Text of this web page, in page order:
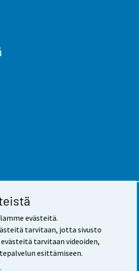
evästeitä.
tarvitaan, jotta sivusto
tarvitaan videoiden,
esittämiseen.